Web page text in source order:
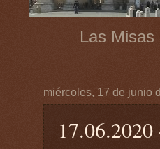
Las
miércoles, 17 de junio